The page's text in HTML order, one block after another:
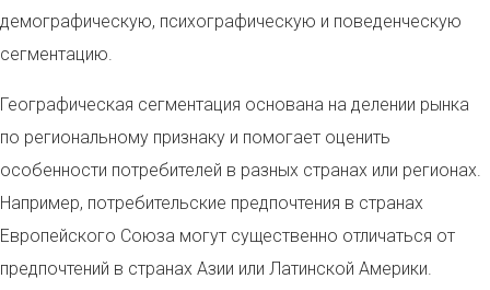
демографическую, психографическую и поведенческую
сегментацию.
Географическая сегментация основана на делении рынка
по региональному признаку и помогает оценить
особенности потребителей в разных странах или регионах.
Например, потребительские предпочтения в странах
Европейского Союза могут существенно отличаться от
предпочтений в странах Азии или Латинской Америки.